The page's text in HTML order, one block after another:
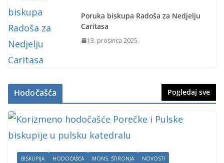
Poruka biskupa Radoša za Nedjelju
Caritasa
13. prosinca 2025.
Hodočašća Pogledaj sve
BISKUPIJA HODOČAŠĆA MONS. ŠTIRONJA NOVOSTI